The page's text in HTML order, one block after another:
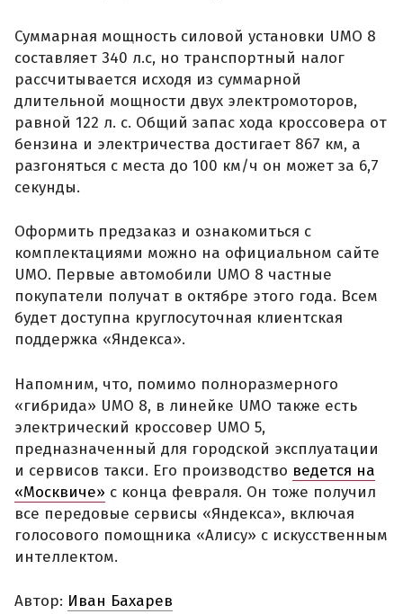
Суммарная мощность силовой установки UMO 8
составляет 340 л.с, но транспортный налог
рассчитывается исходя из суммарной
длительной мощности двух электромоторов,
равной 122 л. с. Общий запас хода кроссовера от
бензина и электричества достигает 867 км, а
разгоняться с места до 100 км/ч он может за 6,7
секунды.
Оформить предзаказ и ознакомиться с
комплектациями можно на официальном сайте
UMO. Первые автомобили UMO 8 частные
покупатели получат в октябре этого года. Всем
будет доступна круглосуточная клиентская
поддержка «Яндекса».
Напомним, что, помимо полноразмерного
«гибрида» UMO 8, в линейке UMO также есть
электрический кроссовер UMO 5,
предназначенный для городской эксплуатации
и сервисов такси. Его производство ведется на
«Москвиче» с конца февраля. Он тоже получил
все передовые сервисы «Яндекса», включая
голосового помощника «Алису» с искусственным
интеллектом.
Автор: Иван Бахарев